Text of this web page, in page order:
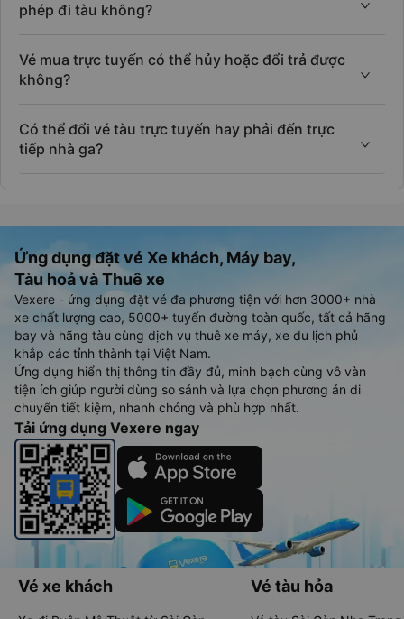
phép đi tàu không?
Vé mua trực tuyến có thể hủy hoặc đổi trả được
không?
Có thể đổi vé tàu trực tuyến hay phải đến trực
tiếp nhà ga?
Ứng dụng đặt vé Xe khách, Máy bay,
Tàu hoả và Thuê xe
Vexere - ứng dụng đặt vé đa phương tiện với hơn 3000+ nhà
xe chất lượng cao, 5000+ tuyến đường toàn quốc, tất cả hãng
bay và hãng tàu cùng dịch vụ thuê xe máy, xe du lịch phủ
khắp các tỉnh thành tại Việt Nam.
Ứng dụng hiển thị thông tin đầy đủ, minh bạch cùng vô vàn
tiện ích giúp người dùng so sánh và lựa chọn phương án di
chuyển tiết kiệm, nhanh chóng và phù hợp nhất.
Tải ứng dụng Vexere ngay
Vé xe khách Vé tàu hỏa